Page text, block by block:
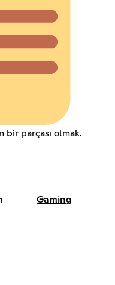
bir parçası olmak.
Gaming